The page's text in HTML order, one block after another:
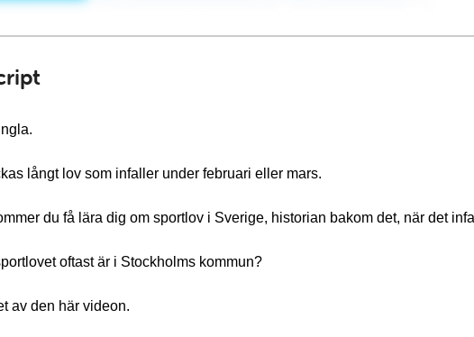
långt lov som infaller under februari eller mars.
du få lära dig om sportlov i Sverige, historian bakom det, när det
oftast är i Stockholms kommun?
av den här videon.